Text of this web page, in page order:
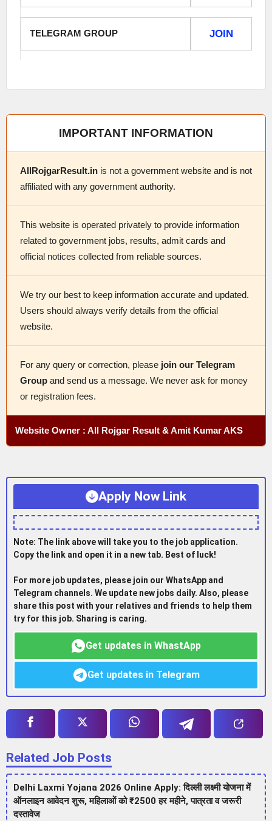
TELEGRAM GROUP JOIN
IMPORTANT INFORMATION
AllRojgarResult.in is not a government website and is not
affiliated with any government authority.
This website is operated privately to provide information
related to government jobs, results, admit cards and
official notices collected from reliable sources.
We try our best to keep information accurate and updated.
Users should always verify details from the official
website.
For any query or correction, please join our Telegram
Group and send us a message. We never ask for money
or registration fees.
Website Owner : All Rojgar Result & Amit Kumar AKS
Apply Now Link
Note: The link above will take you to the job application.
Copy the link and open it in a new tab. Best of luck!
For more job updates, please join our WhatsApp and
Telegram channels. We update new jobs daily. Also, please
share this post with your relatives and friends to help them
try for this job. Sharing is caring.
Get updates in WhastApp
Get updates in Telegram
Related Job Posts
Delhi Laxmi Yojana 2026 Online Apply: दिल्ली लक्ष्मी योजना में
ऑनलाइन आवेदन शुरू, महिलाओं को ₹2500 हर महीने, पात्रता व जरूरी
दस्तावेज